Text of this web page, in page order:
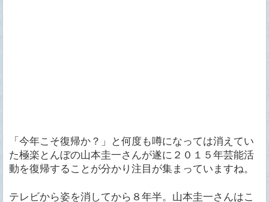
「今年こそ復帰か？」と何度も噂になっては消えてい
た極楽とんぼの山本圭一さんが遂に２０１５年芸能活
動を復帰することが分かり注目が集まっていますね。
テレビから姿を消してから８年半。山本圭一さんはこ